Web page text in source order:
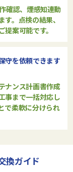
確認、煙感知連動
。点検の結果、
案可能です。
守を依頼できます
ナンス計画書作成
事まで一括対応し
で柔軟に分けられ
換ガイド